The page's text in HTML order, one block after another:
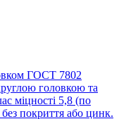
ГОСТ 7802